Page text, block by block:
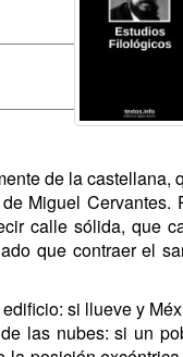
de la castellana,
Miguel Cervantes.
calle sólida, que
que contraer el
si llueve y
las nubes: si un